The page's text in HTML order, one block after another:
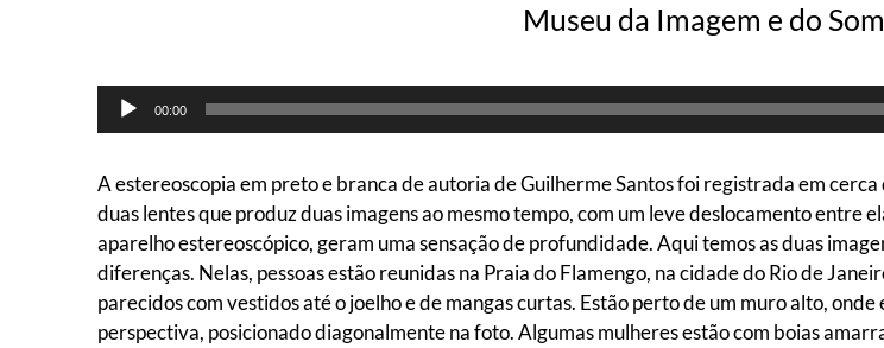
Museu da Imagem e do
Tocador
00:00
A estereoscopia em preto e branca de autoria de Guilherme Santos foi registrada em
duas lentes que produz duas imagens ao mesmo tempo, com um leve deslocamento entre
aparelho estereoscópico, geram uma sensação de profundidade. Aqui temos as duas
diferenças. Nelas, pessoas estão reunidas na Praia do Flamengo, na cidade do Rio de
parecidos com vestidos até o joelho e de mangas curtas. Estão perto de um muro alto,
perspectiva, posicionado diagonalmente na foto. Algumas mulheres estão com boias